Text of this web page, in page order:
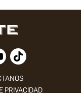
PRIVACIDAD